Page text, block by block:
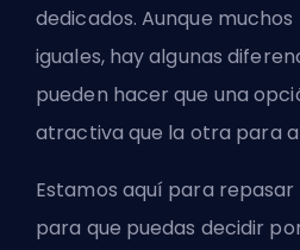
dedicados. Aunque
iguales, hay algunas
pueden hacer que una
atractiva que la otra para
Estamos aquí para repasar
para que puedas decidir